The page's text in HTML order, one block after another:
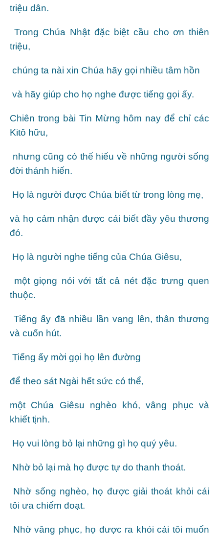
triệu dân.
Trong Chúa Nhật đặc biệt cầu cho ơn thiên
triệu,
chúng ta nài xin Chúa hãy gọi nhiều tâm hồn
và hãy giúp cho họ nghe được tiếng gọi ấy.
Chiên trong bài Tin Mừng hôm nay để chỉ các
Kitô hữu,
nhưng cũng có thể hiểu về những người sống
đời thánh hiến.
Họ là người được Chúa biết từ trong lòng mẹ,
và họ cảm nhận được cái biết đầy yêu thương
đó.
Họ là người nghe tiếng của Chúa Giêsu,
một giọng nói với tất cả nét đặc trưng quen
thuộc.
Tiếng ấy đã nhiều lần vang lên, thân thương
và cuốn hút.
Tiếng ấy mời gọi họ lên đường
để theo sát Ngài hết sức có thể,
một Chúa Giêsu nghèo khó, vâng phục và
khiết tịnh.
Họ vui lòng bỏ lại những gì họ quý yêu.
Nhờ bỏ lại mà họ được tự do thanh thoát.
Nhờ sống nghèo, họ được giải thoát khỏi cái
tôi ưa chiếm đoạt.
Nhờ vâng phục, họ được ra khỏi cái tôi muốn